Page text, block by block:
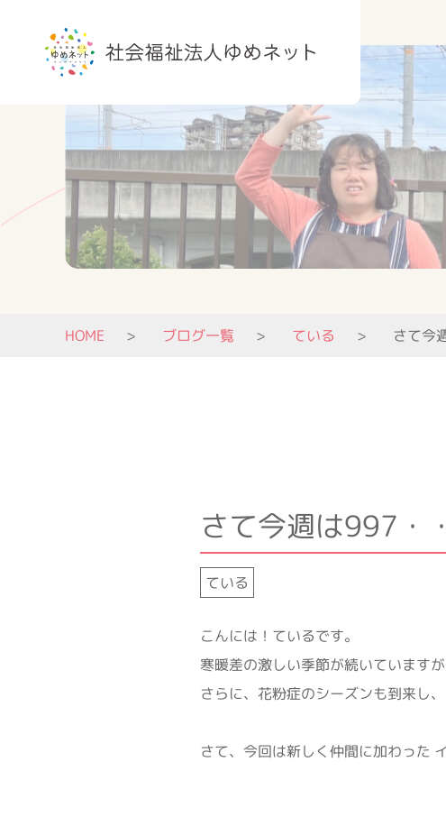
HOME ブログ一覧 ている さて今
さて今週は997・
ている
こんには！ているです。
寒暖差の激しい季節が続いています
さらに、花粉症のシーズンも到来し
さて、今回は新しく仲間に加わった